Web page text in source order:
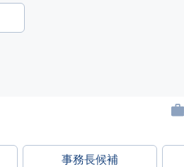
事務長候補